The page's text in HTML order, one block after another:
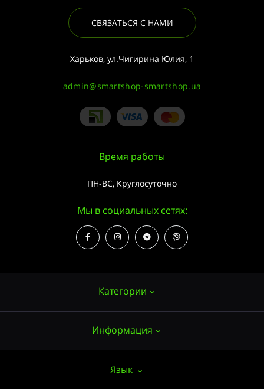
СВЯЗАТЬСЯ С НАМИ
Харьков, ул.Чигирина Юлия, 1
admin@smartshop-smartshop.ua
Категории
Информация
Время работы
ПН-ВС, Круглосуточно
Мы в социальных сетях:
Язык